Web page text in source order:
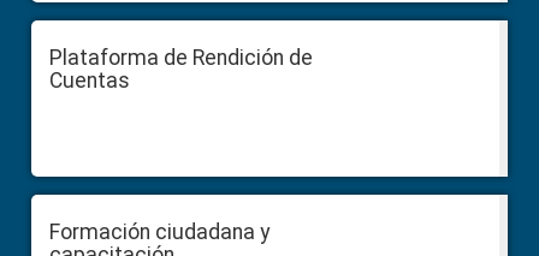
Plataforma de Rendición de
Cuentas
Formación ciudadana y